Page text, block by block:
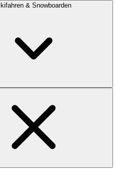
& Snowboarden